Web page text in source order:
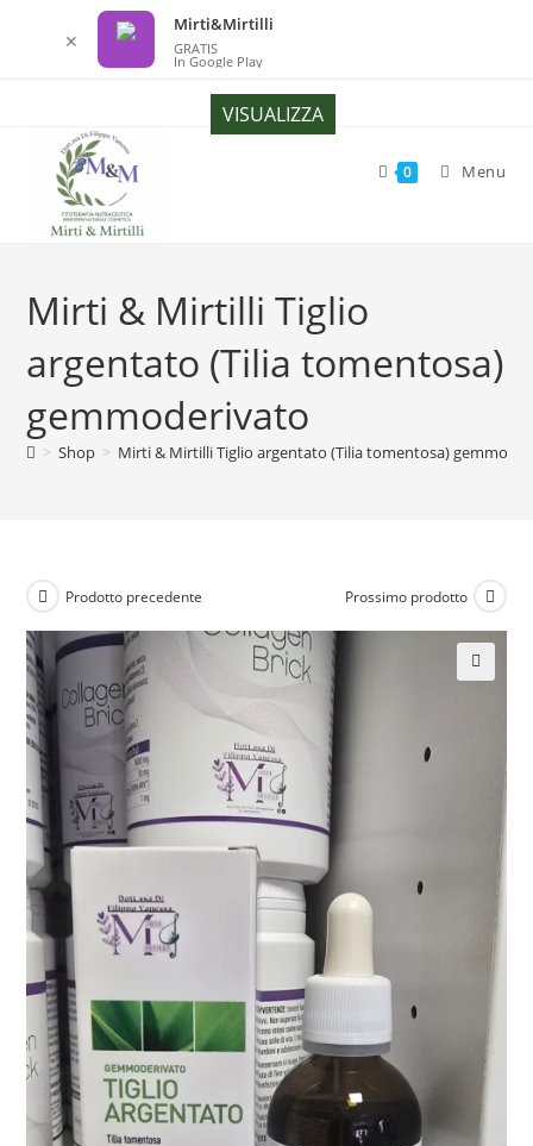
contenuto
0 Menu
Mirti & Mirtilli Tiglio
argentato (Tilia tomentosa)
gemmoderivato
> Shop > Mirti & Mirtilli Tiglio argentato (Tilia tomentosa)
Prodotto precedente Prossimo prodotto
✕
Mirti&Mirtilli
GRATIS
In Google Play
VISUALIZZA